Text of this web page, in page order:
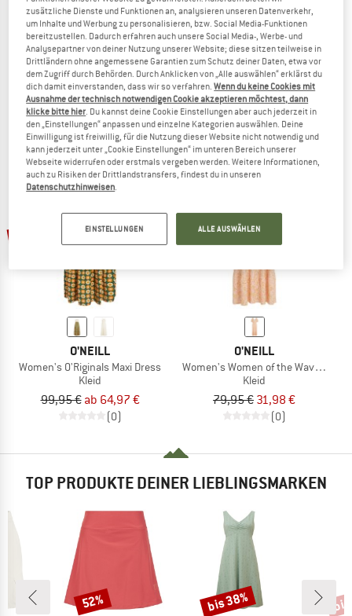
O'NEILL
Women's Rilee Short Dress
Kleid
59,95 €ab 38,97 €
(0)
O'NEILL
Women's Women of the Wave T-
Kleid
44,95 € 29,22 €
(0)
O'NEILL
Women's O'Riginals Maxi Dress
Kleid
99,95 € ab 64,97 €
(0)
60%
O'NEILL
Women's Women of the Wave Maxi
Kleid
79,95 € 31,98 €
(0)
TOP PRODUKTE DEINER LIEBLINGSMARKEN
Rabatt
52% Rabatt
bis 38%
zusätzliche Dienste und Funktionen an, analysieren unseren Datenverkehr,
um Inhalte und Werbung zu personalisieren, bzw. Social Media-Funktionen
bereitzustellen. Dadurch erfahren auch unsere Social Media-, Werbe- und
Analysepartner von deiner Nutzung unserer Website; diese sitzen teilweise in
Drittländern ohne angemessene Garantien zum Schutz deiner Daten, etwa vor
dem Zugriff durch Behörden. Durch Anklicken von „Alle auswählen“ erklärst du
dich damit einverstanden, dass wir so verfahren.Wenn du keine Cookies mit
Ausnahme der technisch notwendigen Cookie akzeptieren möchtest, dann
klicke bitte hier . Du kannst deine Cookie Einstellungen aber auch jederzeit in
den „Einstellungen“ anpassen und einzelne Kategorien auswählen. Deine
Einwilligung ist freiwillig, für die Nutzung dieser Website nicht notwendig und
kann jederzeit unter „Cookie Einstellungen“ im unteren Bereich unserer
Webseite widerrufen oder erstmals vergeben werden. Weitere Informationen,
auch zu Risiken der Drittlandstransfers, findest du in unseren
Datenschutzhinweisen
EINSTELLUNGEN ALLE AUSWÄHLEN